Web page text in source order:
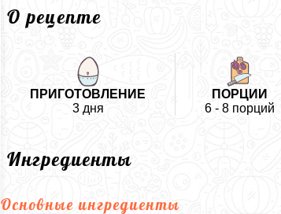
О рецепте
ПРИГОТОВЛЕНИЕ
3 дня
ПОРЦИИ
6 - 8 порций
Ингредиенты
Основные ингредиенты